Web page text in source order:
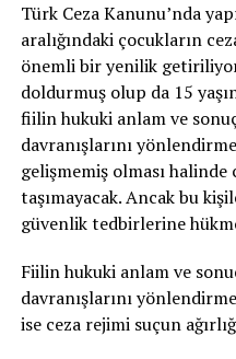
Türk Ceza Kanunu’nda
aralığındaki çocukların
önemli bir yenilik
doldurmuş olup da 15
fiilin hukuki anlam ve
davranışlarını
gelişmemiş olması
taşımayacak. Ancak bu
güvenlik tedbirlerine
Fiilin hukuki anlam ve
davranışlarını
ise ceza rejimi suçun